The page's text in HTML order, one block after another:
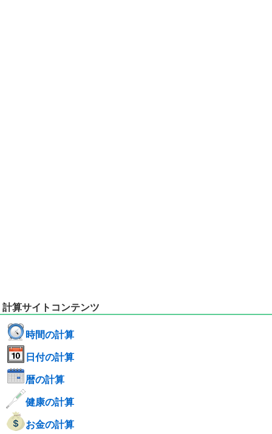
計算サイトコンテンツ
時間の計算
日付の計算
暦の計算
健康の計算
お金の計算